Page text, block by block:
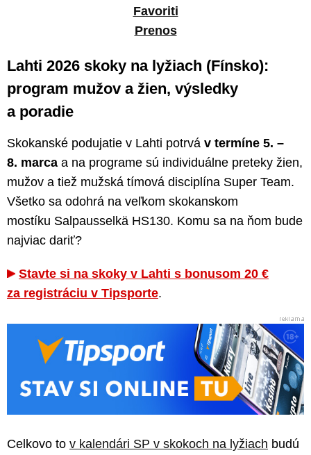
Favoriti
Prenos
Lahti 2026 skoky na lyžiach (Fínsko):
program mužov a žien, výsledky
a poradie
Skokanské podujatie v Lahti potrvá v termíne 5. –
8. marca a na programe sú individuálne preteky žien,
mužov a tiež mužská tímová disciplína Super Team.
Všetko sa odohrá na veľkom skokanskom
mostíku Salpausselkä HS130. Komu sa na ňom bude
najviac dariť?
Stavte si na skoky v Lahti s bonusom 20 €
za registráciu v Tipsporte.
Celkovo to v kalendári SP v skokoch na lyžiach budú